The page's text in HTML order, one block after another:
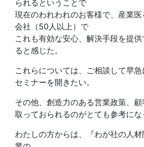
られるということで
現在のわれわれのお客様で、産業
会社（50人以上）で
これも有効な安心、解決手段を提
ると感じた。
これらについては、ご相談して早
セミナーを開きたい。
その他、創造力のある営業政策、
取っておられるのがとても参考にな
わたしの方からは、『わが社の人